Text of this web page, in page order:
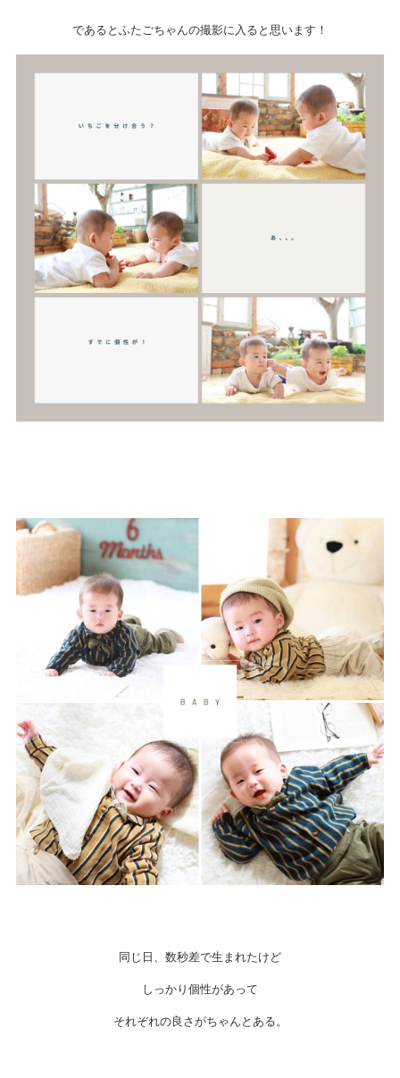
であるとふたごちゃんの撮影に入ると思います！
同じ日、数秒差で生まれたけど
しっかり個性があって
それぞれの良さがちゃんとある。